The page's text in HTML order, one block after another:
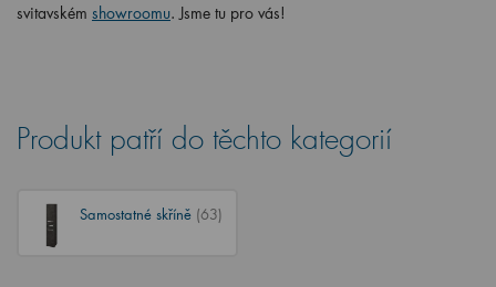
svitavském showroomu. Jsme tu pro vás!
Produkt patří do těchto kategorií
Samostatné skříně (63)